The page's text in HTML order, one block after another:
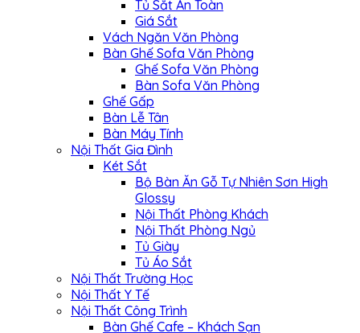
Tủ Sắt An Toàn
Giá Sắt
Vách Ngăn Văn Phòng
Bàn Ghế Sofa Văn Phòng
Ghế Sofa Văn Phòng
Bàn Sofa Văn Phòng
Ghế Gấp
Bàn Lễ Tân
Bàn Máy Tính
Nội Thất Gia Đình
Két Sắt
Bộ Bàn Ăn Gỗ Tự Nhiên Sơn High
Glossy
Nội Thất Phòng Khách
Nội Thất Phòng Ngủ
Tủ Giày
Tủ Áo Sắt
Nội Thất Trường Học
Nội Thất Y Tế
Nội Thất Công Trình
Bàn Ghế Cafe – Khách Sạn